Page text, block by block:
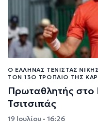
Ο ΈΛΛΗΝΑΣ ΤΕΝΊΣΤΑΣ
ΤΟΝ 13Ο ΤΡΌΠΑΙΟ ΤΗΣ
Πρωταθλητής στο
Τσιτσιπάς
19 Ιουλίου - 16:26